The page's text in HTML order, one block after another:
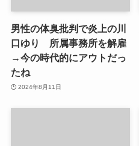
男性の体臭批判で炎上の川
口ゆり 所属事務所を解雇
→今の時代的にアウトだっ
たね
2024年8月11日